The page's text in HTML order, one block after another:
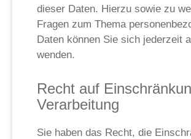
dieser Daten. Hierzu sowie zu
Fragen zum Thema
Daten können Sie sich jederzeit
wenden.
Recht auf
Verarbeitung
Sie haben das Recht, die